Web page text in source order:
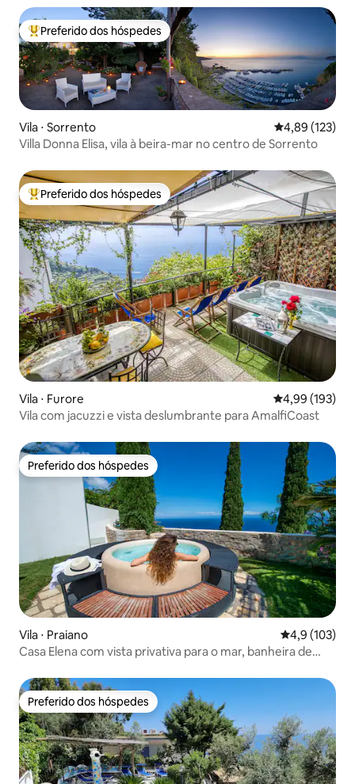
Entre os melhores preferidos dos hóspedes
Preferido dos hóspedes
Vila ⋅ Sorrento 4,89 de uma
4,89 (123)
Villa Donna Elisa, vila à beira-mar no centro de Sorrento
Entre os melhores preferidos dos hóspedes
Preferido dos hóspedes
Vila ⋅ Furore 4,99 de uma
4,99 (193)
Vila com jacuzzi e vista deslumbrante para AmalfiCoast
Preferido dos hóspedes
Preferido dos hóspedes
Vila ⋅ Praiano 4,9 de uma
4,9 (103)
Casa Elena com vista privativa para o mar, banheira de
Preferido dos hóspedes
Preferido dos hóspedes